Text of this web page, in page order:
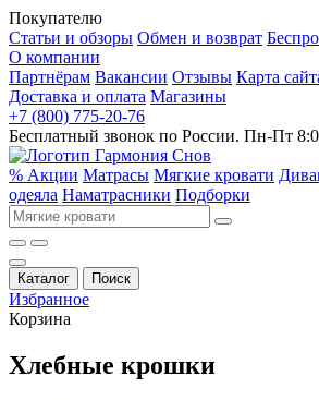
Покупателю
Статьи и обзоры Обмен и возврат
О компании
Партнёрам Вакансии Отзывы Карта
Доставка и оплата Магазины
+7 (800) 775-20-76
Бесплатный звонок по России. Пн-Пт
% Акции Матрасы Мягкие кровати
одеяла Наматрасники Подборки
Каталог Поиск
Избранное
Корзина
Хлебные крошки